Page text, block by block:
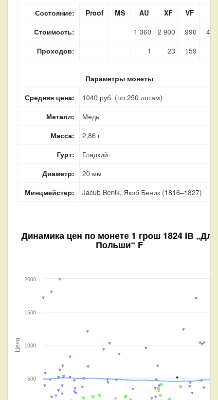
Состояние:
Proof MS AU XF VF
Стоимость:
1 360 2 900 990
490
Проходов:
1 23 159
Параметры монеты
Средняя цена:
1040 руб. (по 250 лотам)
Металл:
Медь
Масса:
2,86 г
Гурт:
Гладкий
Диаметр:
20 мм
Минцмейстер:
Jacub Benik, Якоб Беник (1816–1827)
Динамика цен по монете 1 грош 1824 IВ „Для
Польши“ F
Цена
500
1000
1500
2000